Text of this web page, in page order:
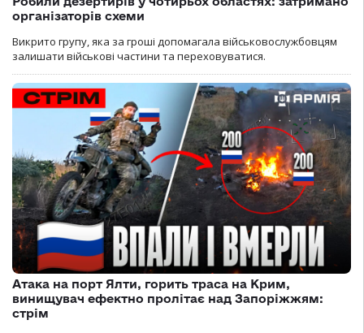
організаторів схеми
Викрито групу, яка за гроші допомагала військовослужбовцям
залишати військові частини та переховуватися.
Атака на порт Ялти, горить траса на Крим,
винищувач ефектно пролітає над Запоріжжям:
стрім